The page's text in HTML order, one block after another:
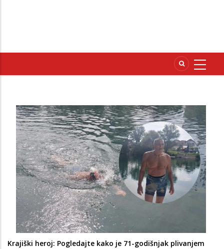
Krajiški heroj: Pogledajte kako je 71-godišnjak plivanjem